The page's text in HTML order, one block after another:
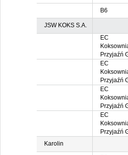
B6
JSW KOKS S.A.
EC
Przyjaźń
EC
Przyjaźń
EC
Przyjaźń
EC
Przyjaźń
Karolin